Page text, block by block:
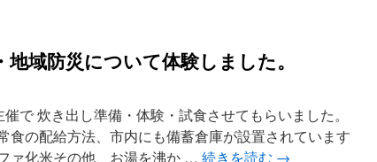
域防災について体験しました。
で 炊き出し準備・体験・試食させてもらいました。
食の配給方法、市内にも備蓄倉庫が設置されています
ァ化米その他、お湯を沸か … 続きを読む →